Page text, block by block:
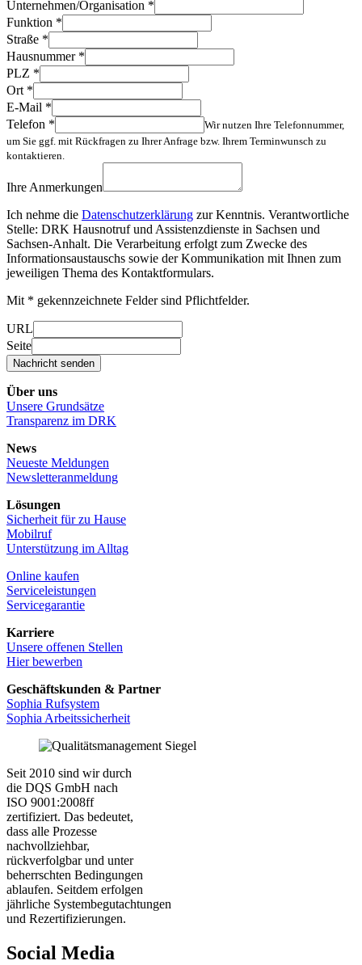
Unternehmen/Organisation *
Funktion *
Straße *
Hausnummer *
PLZ *
Ort *
E-Mail *
Telefon *
Wir nutzen Ihre Telefonnummer,
um Sie ggf. mit Rückfragen zu Ihrer Anfrage bzw. Ihrem Terminwunsch zu
kontaktieren.
Ihre Anmerkungen
Ich nehme die Datenschutzerklärung zur Kenntnis. Verantwortliche
Stelle: DRK Hausnotruf und Assistenzdienste in Sachsen und
Sachsen-Anhalt. Die Verarbeitung erfolgt zum Zwecke des
Informationsaustauschs sowie der Kommunikation mit Ihnen zum
jeweiligen Thema des Kontaktformulars.
Mit * gekennzeichnete Felder sind Pflichtfelder.
URL
Seite
Nachricht senden
Über uns
Unsere Grundsätze
Transparenz im DRK
News
Neueste Meldungen
Newsletteranmeldung
Lösungen
Sicherheit für zu Hause
Mobilruf
Unterstützung im Alltag
Online kaufen
Serviceleistungen
Servicegarantie
Karriere
Unsere offenen Stellen
Hier bewerben
Geschäftskunden & Partner
Sophia Rufsystem
Sophia Arbeitssicherheit
Seit 2010 sind wir durch
die DQS GmbH nach
ISO 9001:2008ff
zertifiziert. Das bedeutet,
dass alle Prozesse
nachvollziehbar,
rückverfolgbar und unter
beherrschten Bedingungen
ablaufen. Seitdem erfolgen
jährliche Systembegutachtungen
und Rezertifizierungen.
Social Media